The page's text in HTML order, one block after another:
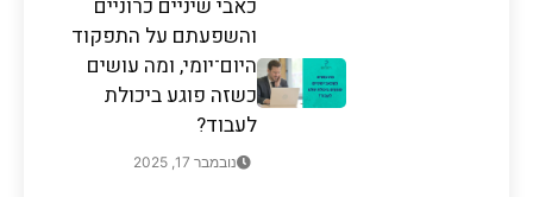
כאבי שיניים כרוניים
והשפעתם על התפקוד
היום־יומי, ומה עושים
כשזה פוגע ביכולת
לעבוד?
נובמבר 17, 2025